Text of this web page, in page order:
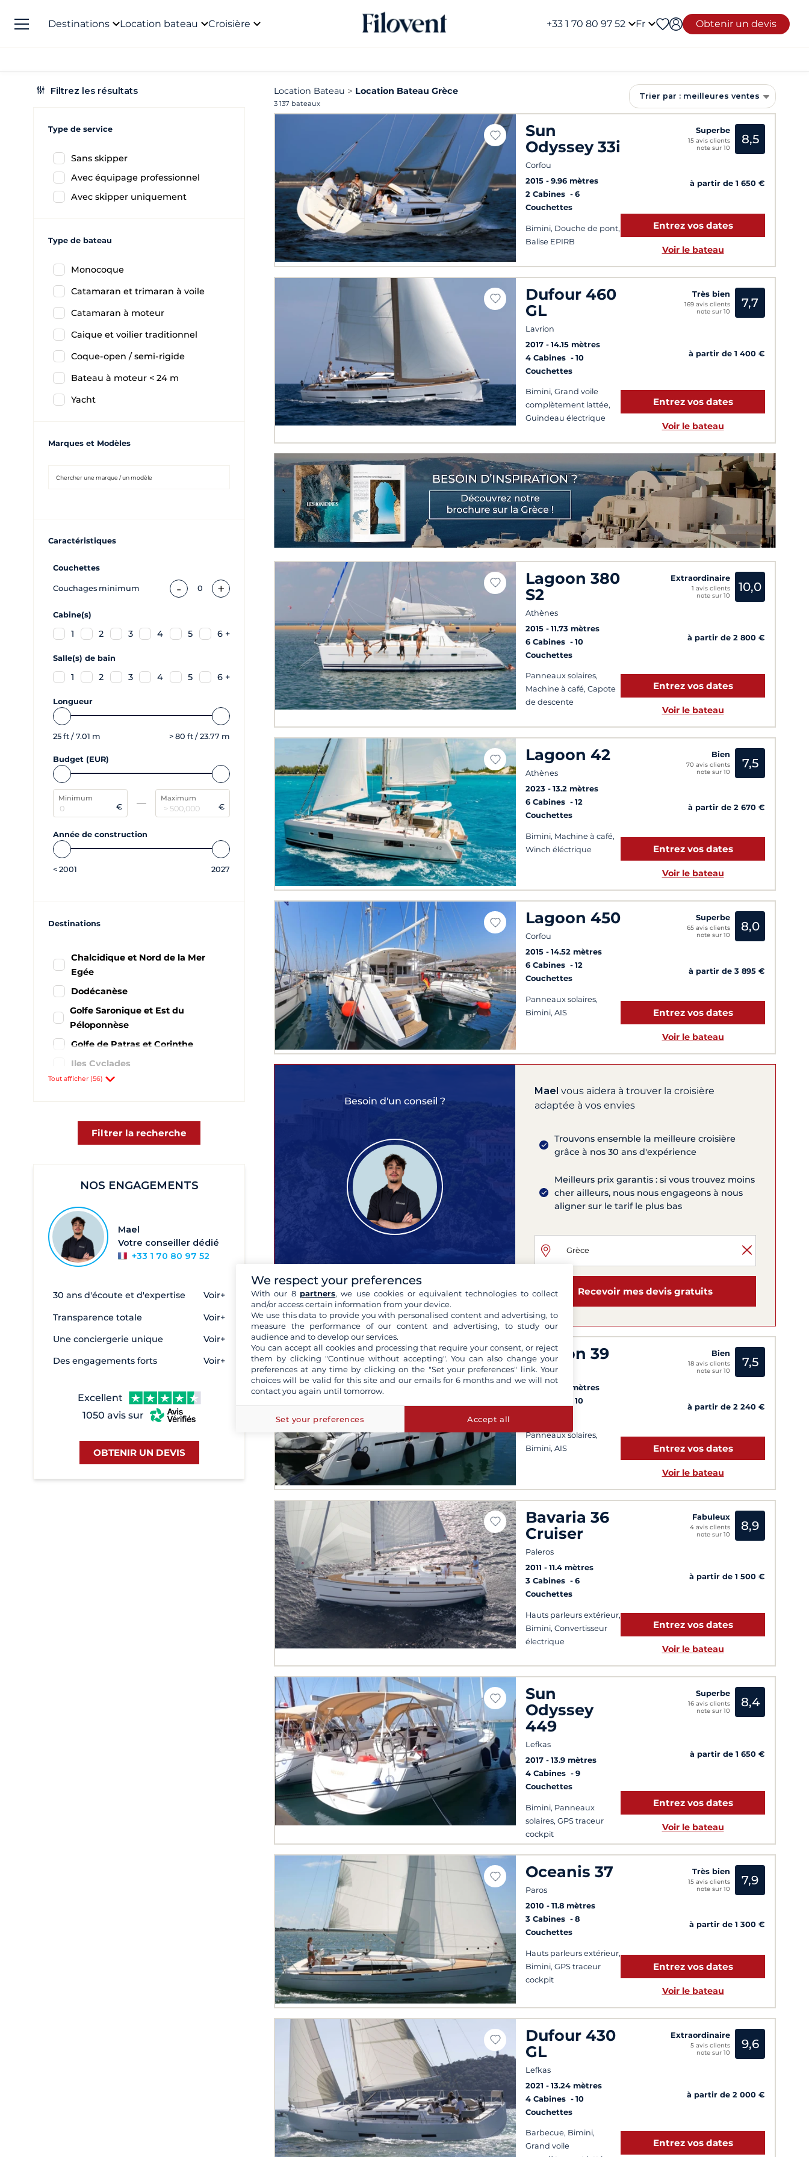
Destinations Location bateau Croisière +33 1 70 80 97 52 Fr Obtenir un devis
Filtrez les résultats
Type de service
Sans skipper
Avec équipage professionnel
Avec skipper uniquement
Type de bateau
Monocoque
Catamaran et trimaran à voile
Catamaran à moteur
Caique et voilier traditionnel
Coque-open / semi-rigide
Bateau à moteur < 24 m
Yacht
Marques et Modèles
Caractéristiques
Couchettes
Couchages minimum - 0 +
Cabine(s)
1 2 3 4 5 6 +
Salle(s) de bain
1 2 3 4 5 6 +
Longueur
25 ft / 7.01 m > 80 ft / 23.77 m
Budget (EUR)
Minimum
€
Maximum
€
Année de construction
< 2001 2027
Destinations
Chalcidique et Nord de la Mer
Egée
Dodécanèse
Golfe Saronique et Est du
Péloponnèse
Golfe de Patras et Corinthe
Iles Cyclades
Iles Sporades et environs
Sud du Péloponnèse
Astakos
Corfou
Crète
Céphalonie
Elefsina - Marina Kalympaki
6
Eleusis
Evia - Oreous
Kavala
Kilini
Tout afficher (56)
Filtrer la recherche
NOS ENGAGEMENTS
Mael
Votre conseiller dédié
+33 1 70 80 97 52
30 ans d'écoute et d'expertise Voir+
Transparence totale Voir+
Une conciergerie unique Voir+
Des engagements forts Voir+
Excellent
1050 avis sur
OBTENIR UN DEVIS
Location Bateau Location Bateau Grèce
3 137 bateaux
Trier par : meilleures ventes
Sun
Odyssey 33i
Corfou
2015
9.96 mètres
2 Cabines
6
Couchettes
Bimini, Douche de pont,
Balise EPIRB
Superbe
15 avis clients
note sur 10
8,5
à partir de 1 650 €
Entrez vos dates
Voir le bateau
Dufour 460
GL
Lavrion
2017
14.15 mètres
4 Cabines
10
Couchettes
Bimini, Grand voile
complètement lattée,
Guindeau électrique
Très bien
169 avis clients
note sur 10
7,7
à partir de 1 400 €
Entrez vos dates
Voir le bateau
Lagoon 380
S2
Athènes
2015
11.73 mètres
6 Cabines
10
Couchettes
Panneaux solaires,
Machine à café, Capote
de descente
Extraordinaire
1 avis clients
note sur 10
10,0
à partir de 2 800 €
Entrez vos dates
Voir le bateau
Lagoon 42
Athènes
2023
13.2 mètres
6 Cabines
12
Couchettes
Bimini, Machine à café,
Winch éléctrique
Bien
70 avis clients
note sur 10
7,5
à partir de 2 670 €
Entrez vos dates
Voir le bateau
Lagoon 450
Corfou
2015
14.52 mètres
6 Cabines
12
Couchettes
Panneaux solaires,
Bimini, AIS
Superbe
65 avis clients
note sur 10
8,0
à partir de 3 895 €
Entrez vos dates
Voir le bateau
Besoin d'un conseil ?
Mael
expert de vos croisières
Mael vous aidera à trouver la croisière
adaptée à vos envies
Trouvons ensemble la meilleure croisière
grâce à nos 30 ans d'expérience
Meilleurs prix garantis : si vous trouvez moins
cher ailleurs, nous nous engageons à nous
aligner sur le tarif le plus bas
Recevoir mes devis gratuits
Lagoon 39
Corfou
11.74 mètres
10
Panneaux solaires,
Bimini, AIS
Bien
18 avis clients
note sur 10
7,5
à partir de 2 240 €
Entrez vos dates
Voir le bateau
Bavaria 36
Cruiser
Paleros
2011
11.4 mètres
3 Cabines
6
Couchettes
Hauts parleurs extérieur,
Bimini, Convertisseur
électrique
Fabuleux
4 avis clients
note sur 10
8,9
à partir de 1 500 €
Entrez vos dates
Voir le bateau
Sun
Odyssey
449
Lefkas
2017
13.9 mètres
4 Cabines
9
Couchettes
Bimini, Panneaux
solaires, GPS traceur
cockpit
Superbe
16 avis clients
note sur 10
8,4
à partir de 1 650 €
Entrez vos dates
Voir le bateau
Oceanis 37
Paros
2010
11.8 mètres
3 Cabines
8
Couchettes
Hauts parleurs extérieur,
Bimini, GPS traceur
cockpit
Très bien
15 avis clients
note sur 10
7,9
à partir de 1 300 €
Entrez vos dates
Voir le bateau
Dufour 430
GL
Lefkas
2021
13.24 mètres
4 Cabines
10
Couchettes
Barbecue, Bimini,
Grand voile
Extraordinaire
5 avis clients
note sur 10
9,6
à partir de 2 000 €
Entrez vos dates
We respect your preferences
With our 8 partners, we use cookies or equivalent technologies to collect
and/or access certain information from your device.
We use this data to provide you with personalised content and advertising, to
measure the performance of our content and advertising, to study our
audience and to develop our services.
You can accept all cookies and processing that require your consent, or reject
them by clicking "Continue without accepting". You can also change your
preferences at any time by clicking on the "Set your preferences" link. Your
choices will be valid for this site and our emails for 6 months and we will not
contact you again until tomorrow.
Set your preferences Accept all